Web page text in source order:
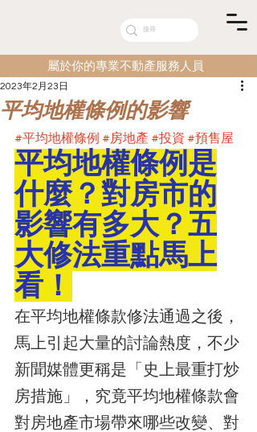
屬於你的專業不動產服務人員
平均地權條例的影響
2023年2月23日
#平均地權條例 #房地產 #投資 #預售屋
平均地權條例是
什麼？對房市的
影響有多大？五
大修法重點馬上
看！
在平均地權條款修法通過之後，
馬上引起大量的討論熱度，不少
新聞媒體更稱是「史上最重打炒
房措施」，究竟平均地權條款會
對房地產市場帶來哪些改變、對